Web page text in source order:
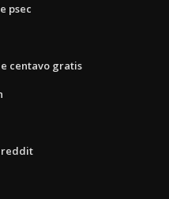
psec
centavo gratis
reddit